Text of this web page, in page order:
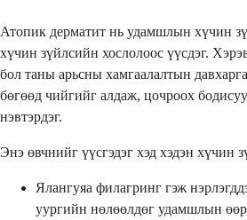
Атопик дерматит нь удамшлын хүчин
хүчин зүйлсийн хослолоос үүсдэг.
бол таны арьсны хамгаалалтын
бөгөөд чийгийг алдаж, цочроох
нэвтэрдэг.
Энэ өвчнийг үүсгэдэг хэд хэдэн хүчин
Ялангуяа филагринг гэж
уургийн нөлөөлдөг удамшлын